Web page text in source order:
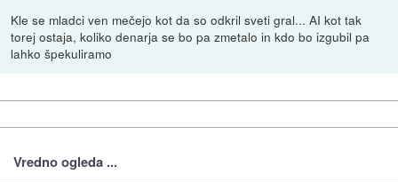
Kle se mladci ven mečejo kot da so odkril sveti gral... AI kot tak
torej ostaja, koliko denarja se bo pa zmetalo in kdo bo izgubil pa
lahko špekuliramo
Vredno ogleda ...